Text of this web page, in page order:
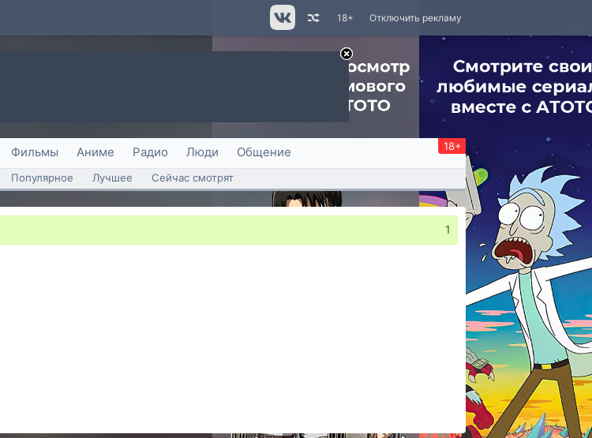
Отключить рекламу
18+
Фильмы Аниме Радио Люди Общение 18+
Популярное Лучшее Сейчас смотрят
1